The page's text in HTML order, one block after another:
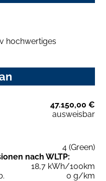
hochwertiges
47.150,00 €
ausweisbar
4 (Green)
nach WLTP:
18,7 kWh/100km
0 g/km